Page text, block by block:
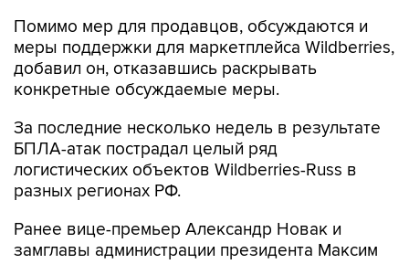
Помимо мер для продавцов, обсуждаются и
меры поддержки для маркетплейса Wildberries,
добавил он, отказавшись раскрывать
конкретные обсуждаемые меры.
За последние несколько недель в результате
БПЛА-атак пострадал целый ряд
логистических объектов Wildberries-Russ в
разных регионах РФ.
Ранее вице-премьер Александр Новак и
замглавы администрации президента Максим